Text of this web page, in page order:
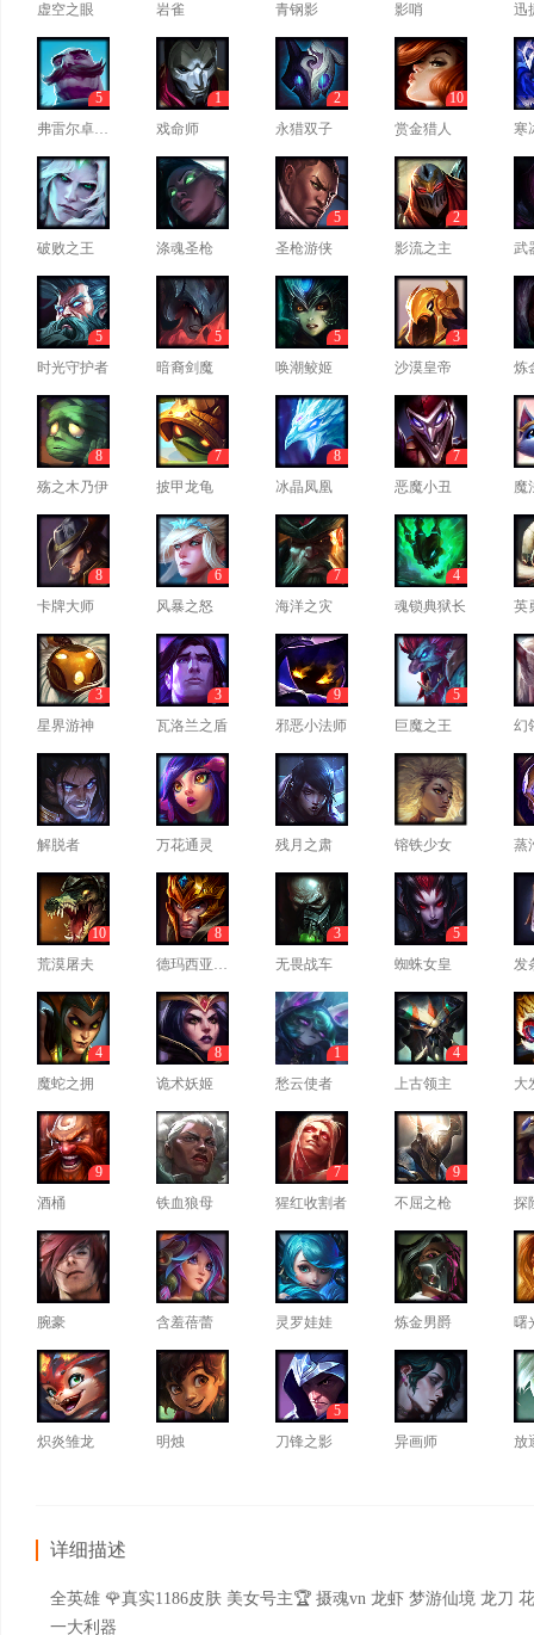
虚空之眼
岩雀
青钢影
影哨
迅
弗雷尔卓德之心
5
戏命师
1
永猎双子
2
赏金猎人
10
寒
破败之王 涤魂圣枪 圣枪游侠
5
影流之主
2
武
时光守护者
5
暗裔剑魔
5
唤潮鲛姬
5
沙漠皇帝
3
炼
殇之木乃伊
8
披甲龙龟
7
冰晶凤凰
8
恶魔小丑
7
魔
卡牌大师
8
风暴之怒
6
海洋之灾
7
魂锁典狱长
4
英
星界游神
3
瓦洛兰之盾
3
邪恶小法师
9
巨魔之王
5
幻
解脱者 万花通灵 残月之肃 镕铁少女 蒸
荒漠屠夫
10
德玛西亚皇子
8
无畏战车
3
蜘蛛女皇
5
发
魔蛇之拥
4
诡术妖姬
8
愁云使者
1
上古领主
4
大
酒桶
9
铁血狼母
猩红收割者
7
不屈之枪
9
探
腕豪 含羞蓓蕾 灵罗娃娃 炼金男爵 曙
炽炎雏龙 明烛 刀锋之影
5
异画师
放
详细描述
全英雄 🌹真实1186皮肤 美女号主🏆 摄魂vn 龙虾 梦游仙境 龙刀
一大利器